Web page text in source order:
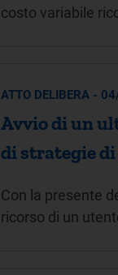
costo variabile
ATTO DELIBERA -
Avvio di un
di strategie
Con la presente
ricorso di un